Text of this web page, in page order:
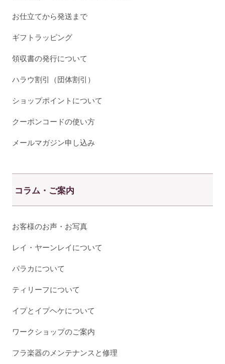
お仕立てから発送まで
ギフトラッピング
領収書の発行について
ハラウ割引（団体割引）
ショップポイントについて
クーポンコードの使い方
メールマガジン申し込み
コラム・ご案内
お客様のお声・お写真
レイ・ヤーンレイについて
パラカについて
ティリーフについて
イプとイプヘケについて
ワークショップのご案内
フラ楽器のメンテナンスと修理